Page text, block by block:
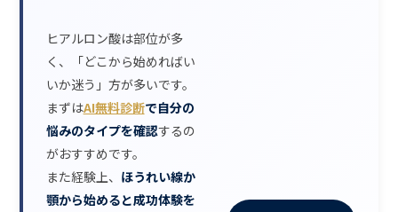
ヒアルロン酸は部位が多
く、「どこから始めればい
いか迷う」方が多いです。
まずはAI無料診断で自分の
悩みのタイプを確認するの
がおすすめです。
また経験上、 ほうれい線か
顎から始めると成功体験を